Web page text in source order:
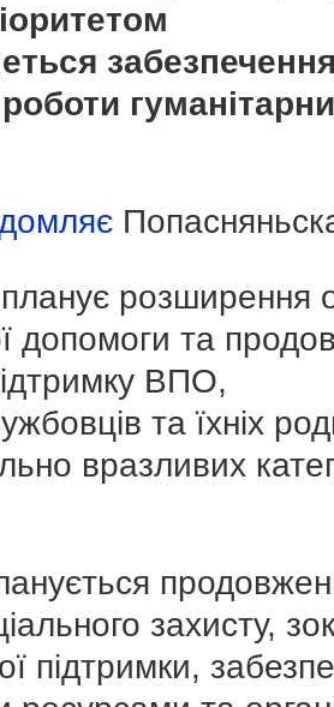
розширення
допомоги та
ВПО,
та їхніх
вразливих
захисту,
підтримки,